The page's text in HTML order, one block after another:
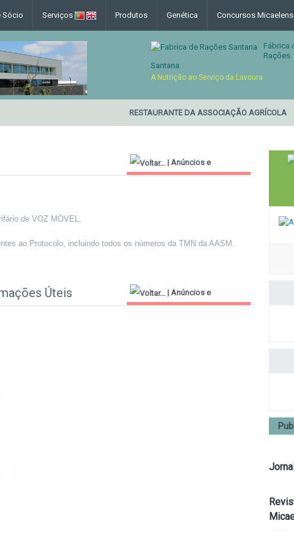
Sócio Serviços Produtos Genética Concursos
Fábrica
Rações
Santana
A Nutrição ao Serviço da Lavoura
RESTAURANTE DA ASSOCIAÇÃO AGRÍCOLA
| Anúncios e
de VOZ MÓVEL.
ao Protocolo, incluindo todos os números da TMN da AASM.
Úteis | Anúncios e